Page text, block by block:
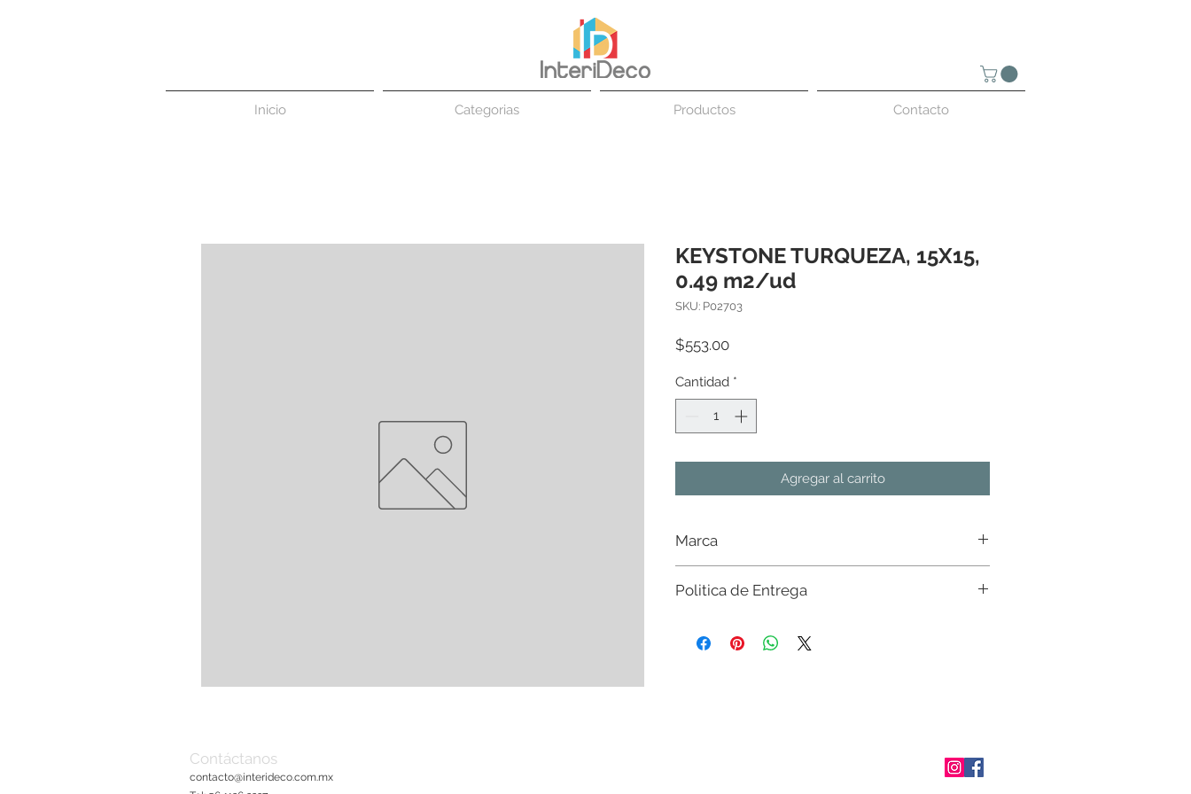
Inicio Categorias Productos Contacto
KEYSTONE TURQUEZA, 15X15,
0.49 m2/ud
SKU: P02703
$553.00Precio
Cantidad *
Agregar al carrito
Marca
Politica de Entrega
existencias del material con nuestros ejecutivos. Env�o a
Contáctanos
contacto@interideco.com.mx